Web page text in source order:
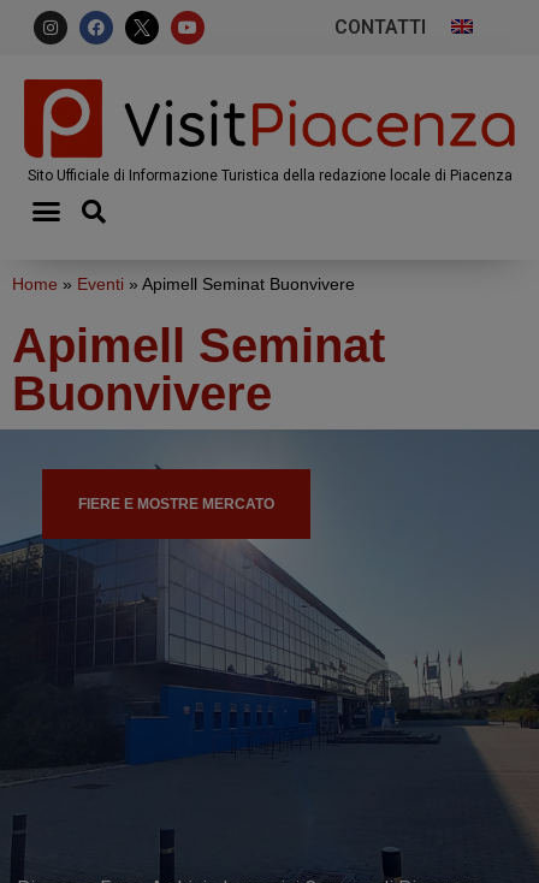
CONTATTI
Sito Ufficiale di Informazione Turistica della redazione locale di Piacenza
Home » Eventi » Apimell Seminat Buonvivere
Apimell Seminat
Buonvivere
FIERE E MOSTRE MERCATO